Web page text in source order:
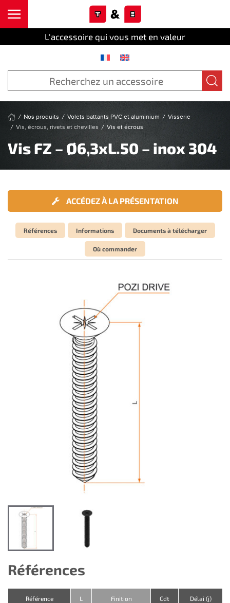
L'accessoire qui vous met en valeur
Nos produits Volets battants PVC et aluminium
Visserie
Vis, écrous, rivets et chevilles
Vis et écrous
Vis FZ – Ø6,3xL.50 – inox 304
ACCÉDEZ À LA PRÉSENTATION
Références Informations Documents à télécharger
Où commander
Références
Référence L Finition Cdt Délai (j)
Cookies management panel